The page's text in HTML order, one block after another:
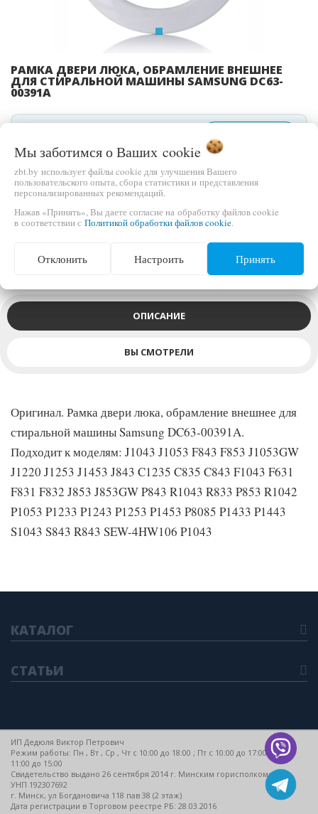
РАМКА ДВЕРИ ЛЮКА, ОБРАМЛЕНИЕ ВНЕШНЕЕ
ДЛЯ СТИРАЛЬНОЙ МАШИНЫ SAMSUNG DC63-
00391A
БЫСТРЫЙ ЗАКАЗ
Обрамление люка внешнее для стиральных машин Samsung
ОПИСАНИЕ
ВЫ СМОТРЕЛИ
Оригинал. Рамка двери люка, обрамление внешнее для
стиральной машины Samsung DC63-00391A.
Подходит к моделям: J1043 J1053 F843 F853 J1053GW
J1220 J1253 J1453 J843 C1235 C835 C843 F1043 F631
F831 F832 J853 J853GW P843 R1043 R833 P853 R1042
P1053 P1233 P1243 P1253 P1453 P8085 P1433 P1443
S1043 S843 R843 SEW-4HW106 P1043
КАТАЛОГ
СТАТЬИ
ИП Дедюля Виктор Петрович
Режим работы: Пн , Вт , Ср , Чт c 10:00 до 18:00 ; Пт c 10:00 до 17:00 ; Сб c
11:00 до 15:00
Свидетельство выдано 26 сентября 2014 г. Минским горисполкомом
УНП 192307692
г. Минск, ул Богдановича 118 пав 38 (2 этаж)
Дата регистрации в Торговом реестре РБ: 28.03.2016
Мы заботимся о Ваших cookie
zbt.by использует файлы cookie для улучшения Вашего
пользовательского опыта, сбора статистики и представления
персонализированных рекомендаций.
Нажав «Принять», Вы даете согласие на обработку файлов cookie
в соответствии с Политикой обработки файлов cookie.
Отклонить Настроить Принять